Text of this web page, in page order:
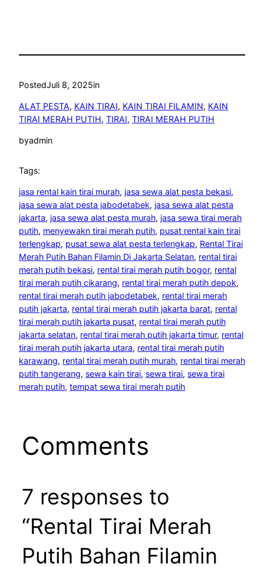
PostedJuli 8, 2025in
ALAT PESTA, KAIN TIRAI, KAIN TIRAI FILAMIN, KAIN
TIRAI MERAH PUTIH, TIRAI, TIRAI MERAH PUTIH
byadmin
Tags:
jasa rental kain tirai murah, jasa sewa alat pesta bekasi
jasa sewa alat pesta jabodetabek, jasa sewa alat pesta
jakarta, jasa sewa alat pesta murah, jasa sewa tirai merah
putih, menyewakn tirai merah putih, pusat rental kain tirai
terlengkap, pusat sewa alat pesta terlengkap, Rental Tirai
Merah Putih Bahan Filamin Di Jakarta Selatan, rental tirai
merah putih bekasi, rental tirai merah putih bogor, rental
tirai merah putih cikarang, rental tirai merah putih depok
rental tirai merah putih jabodetabek, rental tirai merah
putih jakarta, rental tirai merah putih jakarta barat, rental
tirai merah putih jakarta pusat, rental tirai merah putih
jakarta selatan, rental tirai merah putih jakarta timur, rental
tirai merah putih jakarta utara, rental tirai merah putih
karawang, rental tirai merah putih murah, rental tirai merah
putih tangerang, sewa kain tirai, sewa tirai, sewa tirai
merah putih, tempat sewa tirai merah putih
Comments
7 responses to
“Rental Tirai Merah
Putih Bahan Filamin